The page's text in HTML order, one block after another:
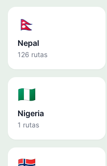
🇳🇵
Nepal
126 rutas
🇳🇬
Nigeria
1 rutas